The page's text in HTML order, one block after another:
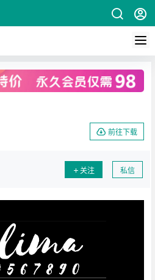
前往下载
关注 私信